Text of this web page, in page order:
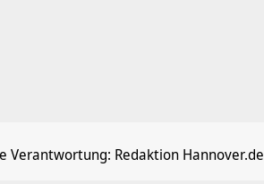
Verantwortung: Redaktion Hannover.de